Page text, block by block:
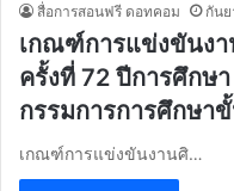
สื่อการสอนฟรี ดอทคอม กัน
เกณฑ์การแข่งขันง
ครั้งที่ 72 ปีการศึกษ
กรรมการการศึกษา
เกณฑ์การแข่งขันงานศิ…